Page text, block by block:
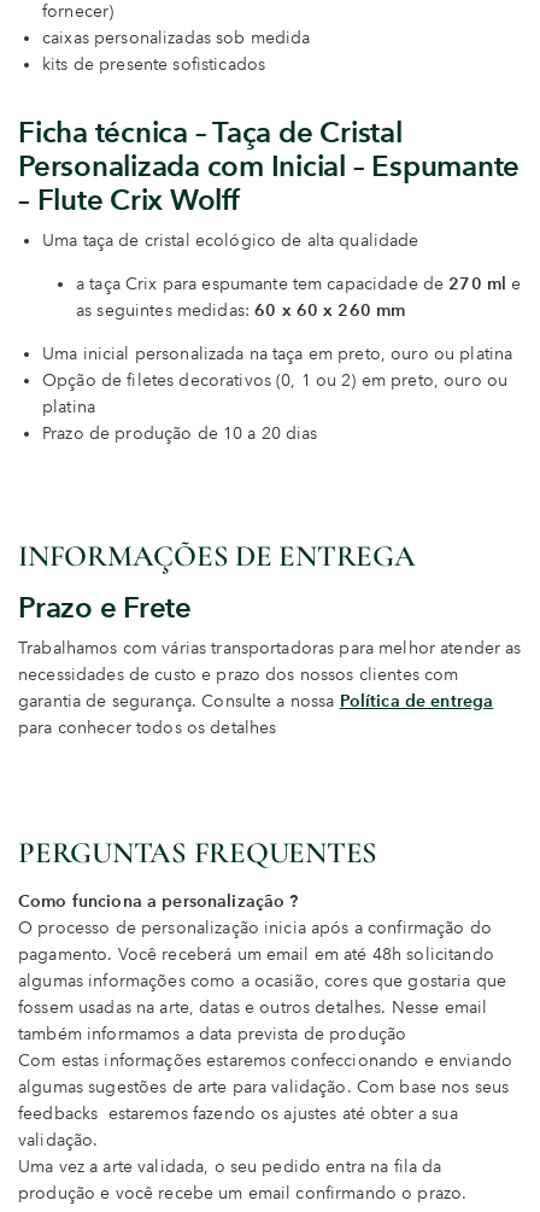
fornecer)
caixas personalizadas sob medida
kits de presente sofisticados
Ficha técnica – Taça de Cristal
Personalizada com Inicial – Espumante
– Flute Crix Wolff
Uma taça de cristal ecológico de alta qualidade
a taça Crix para espumante tem capacidade de 270 ml e
as seguintes medidas: 60 x 60 x 260 mm
Uma inicial personalizada na taça em preto, ouro ou platina
Opção de filetes decorativos (0, 1 ou 2) em preto, ouro ou
platina
Prazo de produção de 10 a 20 dias
INFORMAÇÕES DE ENTREGA
Prazo e Frete
Trabalhamos com várias transportadoras para melhor atender as
necessidades de custo e prazo dos nossos clientes com
garantia de segurança. Consulte a nossa Política de entrega
para conhecer todos os detalhes
PERGUNTAS FREQUENTES
Como funciona a personalização ?
O processo de personalização inicia após a confirmação do
pagamento. Você receberá um email em até 48h solicitando
algumas informações como a ocasião, cores que gostaria que
fossem usadas na arte, datas e outros detalhes. Nesse email
também informamos a data prevista de produção
Com estas informações estaremos confeccionando e enviando
algumas sugestões de arte para validação. Com base nos seus
feedbacks estaremos fazendo os ajustes até obter a sua
validação.
Uma vez a arte validada, o seu pedido entra na fila da
produção e você recebe um email confirmando o prazo.